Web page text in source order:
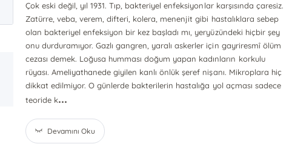
Çok eski değil, yıl 1931. Tıp, bakteriyel enfeksiyonlar karşısında çaresiz.
Zatürre, veba, verem, difteri, kolera, menenjit gibi hastalıklara sebep
olan bakteriyel enfeksiyon bir kez başladı mı, yeryüzündeki hiçbir şey
onu durduramıyor. Gazlı gangren, yaralı askerler için gayriresmî ölüm
cezası demek. Loğusa humması doğum yapan kadınların korkulu
rüyası. Ameliyathanede giyilen kanlı önlük şeref nişanı. Mikroplara hiç
dikkat edilmiyor. O günlerde bakterilerin hastalığa yol açması sadece
teoride k...
Devamını Oku